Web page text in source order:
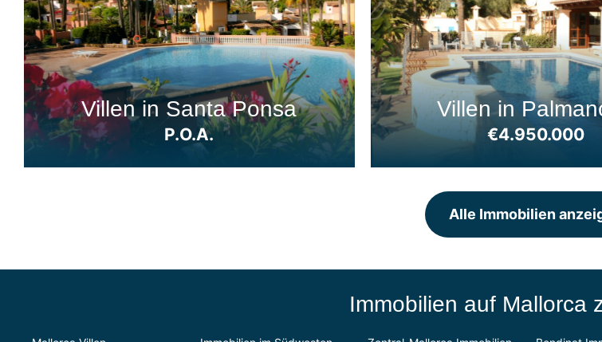
Villen in Santa Ponsa
P.O.A.
Villen in
€4.950.000
Alle Immobilien
Immobilien auf Mallorca